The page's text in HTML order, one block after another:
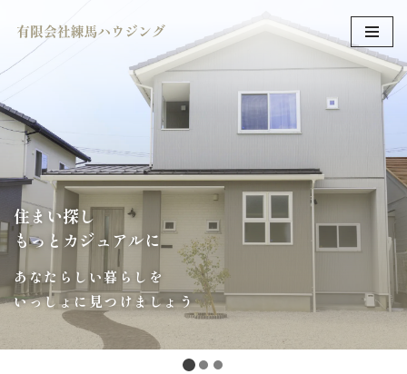
ン
ツ
ス
キ
ッ
プ
住まい探し
もっとカジュアルに
あなたらしい暮らしを
いっしょに見つけましょう